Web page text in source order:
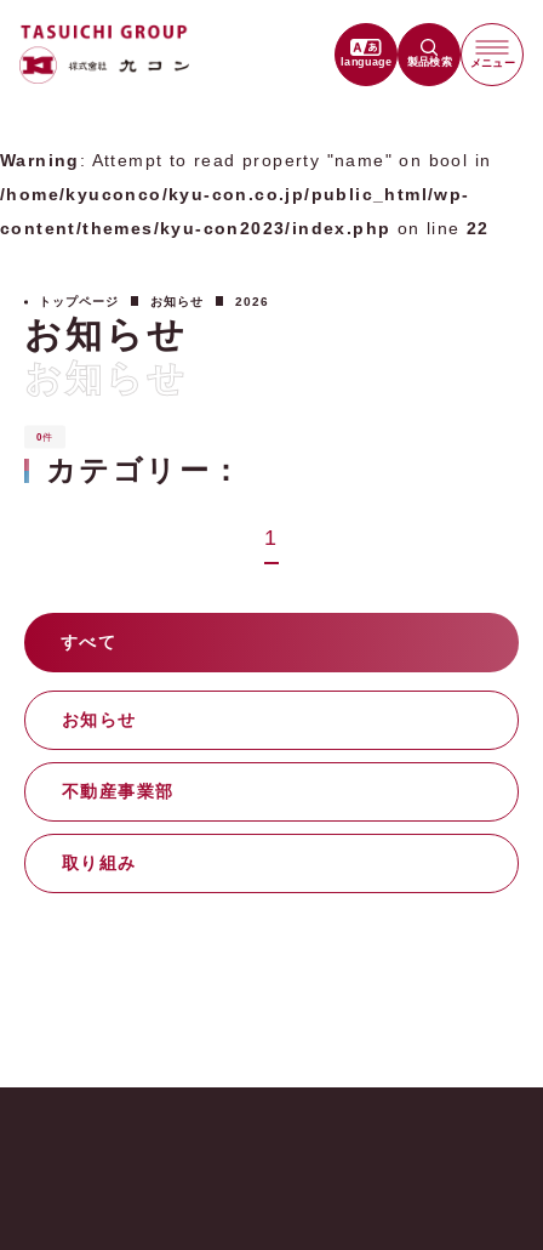
language 製品検索 メニュー
Warning : Attempt to read property "name" on bool in
/home/kyuconco/kyu-con.co.jp/public_html/wp-
content/themes/kyu-con2023/index.php on line22
トップページ お知らせ 2026
お知らせ
お知らせ
カテゴリー：
0件
1
すべて
お知らせ
不動産事業部
取り組み